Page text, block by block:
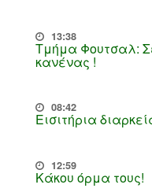
13:38
Τμήμα Φουτσαλ:
κανένας !
08:42
Εισιτήρια
12:59
Κάκου όρμα τους!